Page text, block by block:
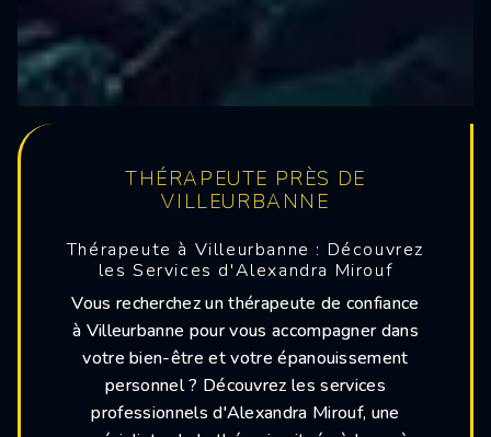
THÉRAPEUTE PRÈS DE
VILLEURBANNE
Thérapeute à Villeurbanne : Découvrez
les Services d'Alexandra Mirouf
Vous recherchez un thérapeute de confiance
à Villeurbanne pour vous accompagner dans
votre bien-être et votre épanouissement
personnel ? Découvrez les services
professionnels d'Alexandra Mirouf, une